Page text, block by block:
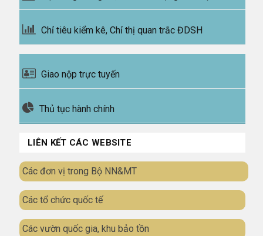
Chỉ tiêu kiểm kê, Chỉ thị quan trắc ĐDSH
Giao nộp trực tuyến
Thủ tục hành chính
LIÊN KẾT CÁC WEBSITE
Các đơn vị trong Bộ NN&MT
Các tổ chức quốc tế
Các vườn quốc gia, khu bảo tồn